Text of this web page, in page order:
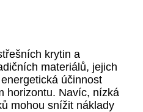
krytin a
materiálů, jejich
účinnost
horizontu. Navíc, nízká
mohou snížit náklady